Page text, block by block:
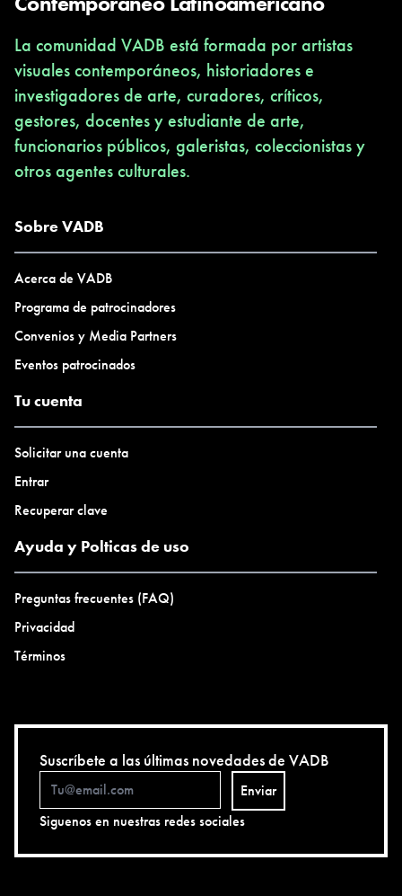
La comunidad VADB está formada por artistas
visuales contemporáneos, historiadores e
investigadores de arte, curadores, críticos,
gestores, docentes y estudiante de arte,
funcionarios públicos, galeristas, coleccionistas y
otros agentes culturales.
Sobre VADB
Acerca de VADB
Programa de patrocinadores
Convenios y Media Partners
Eventos patrocinados
Tu cuenta
Solicitar una cuenta
Entrar
Recuperar clave
Ayuda y Polticas de uso
Preguntas frecuentes (FAQ)
Privacidad
Términos
Suscríbete a las últimas novedades de VADB
Enviar
Siguenos en nuestras redes sociales